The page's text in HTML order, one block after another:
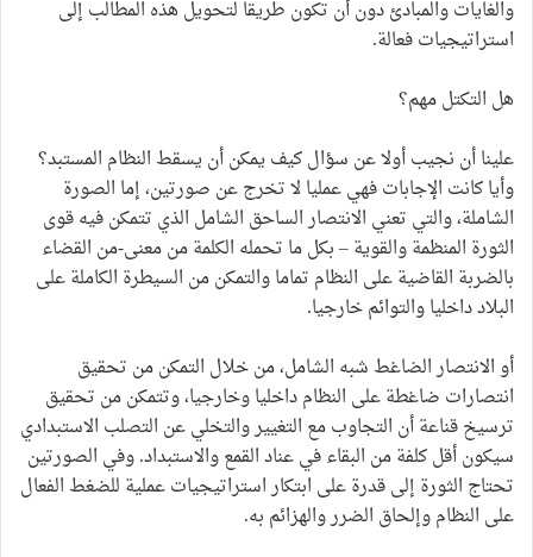
والغايات والمبادئ دون أن تكون طريقا لتحويل هذه المطالب إلى
استراتيجيات فعالة.
هل التكتل مهم؟
علينا أن نجيب أولا عن سؤال كيف يمكن أن يسقط النظام المستبد؟
وأيا كانت الإجابات فهي عمليا لا تخرج عن صورتين، إما الصورة
الشاملة، والتي تعني الانتصار الساحق الشامل الذي تتمكن فيه قوى
الثورة المنظمة والقوية – بكل ما تحمله الكلمة من معنى-من القضاء
بالضربة القاضية على النظام تماما والتمكن من السيطرة الكاملة على
البلاد داخليا والتوائم خارجيا.
أو الانتصار الضاغط شبه الشامل، من خلال التمكن من تحقيق
انتصارات ضاغطة على النظام داخليا وخارجيا، وتتمكن من تحقيق
ترسيخ قناعة أن التجاوب مع التغيير والتخلي عن التصلب الاستبدادي
سيكون أقل كلفة من البقاء في عناد القمع والاستبداد. وفي الصورتين
تحتاج الثورة إلى قدرة على ابتكار استراتيجيات عملية للضغط الفعال
على النظام وإلحاق الضرر والهزائم به.